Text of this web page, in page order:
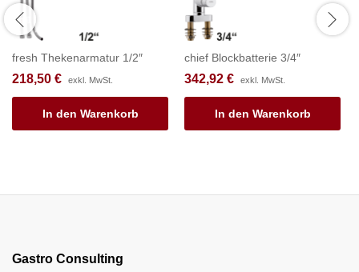
fresh Thekenarmatur 1/2″
218,50 € exkl. MwSt.
In den Warenkorb
chief Blockbatterie 3/4″
342,92 € exkl. MwSt.
In den Warenkorb
Gastro Consulting